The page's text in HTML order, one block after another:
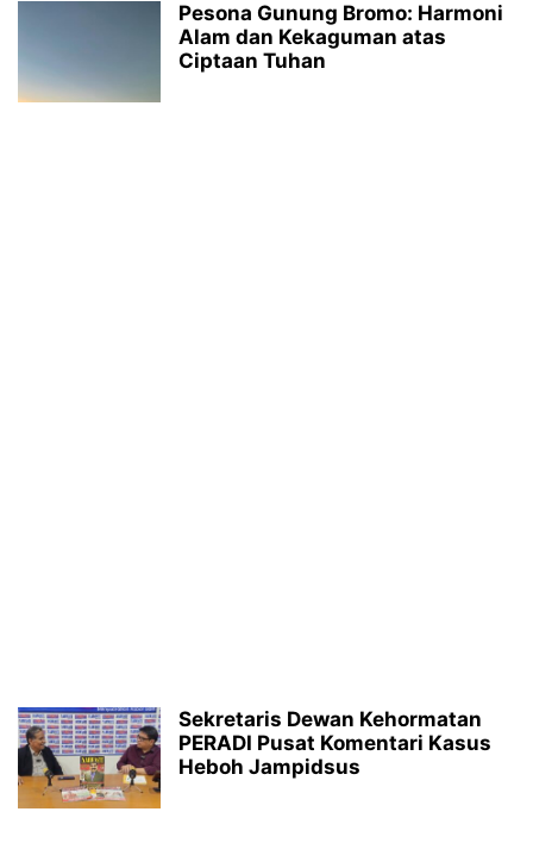
Pesona Gunung Bromo: Harmoni
Alam dan Kekaguman atas
Ciptaan Tuhan
Sekretaris Dewan Kehormatan
PERADI Pusat Komentari Kasus
Heboh Jampidsus